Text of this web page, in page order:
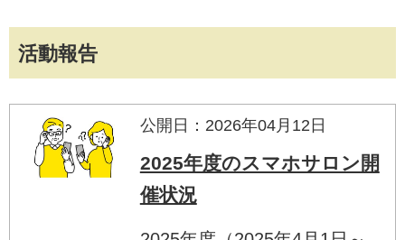
活動報告
公開日：2026年04月12日
2025年度のスマホサロン開
催状況